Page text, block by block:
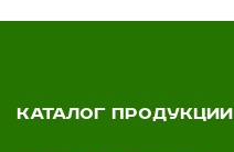
Каталог продукции